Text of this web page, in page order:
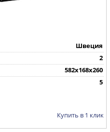
Швеция
2
582x168x260
5
Купить в 1 клик